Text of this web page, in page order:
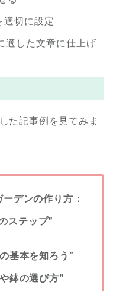
適切に設定
適した文章に仕上げ
た記事例を見てみま
デンの作り方：
ステップ”
基本を知ろう”
鉢の選び方”